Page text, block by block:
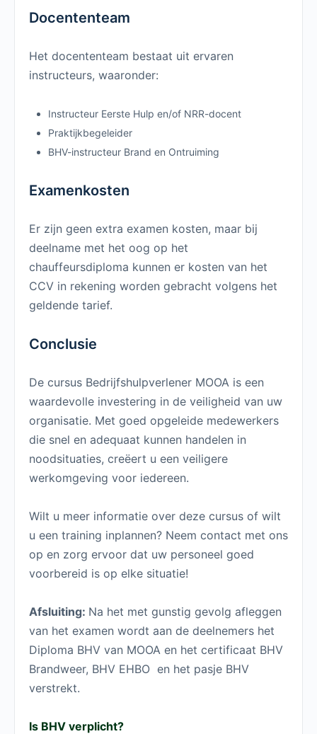
Docententeam
Het docententeam bestaat uit ervaren
instructeurs, waaronder:
Instructeur Eerste Hulp en/of NRR-docent
Praktijkbegeleider
BHV-instructeur Brand en Ontruiming
Examenkosten
Er zijn geen extra examen kosten, maar bij
deelname met het oog op het
chauffeursdiploma kunnen er kosten van het
CCV in rekening worden gebracht volgens het
geldende tarief.
Conclusie
De cursus Bedrijfshulpverlener MOOA is een
waardevolle investering in de veiligheid van uw
organisatie. Met goed opgeleide medewerkers
die snel en adequaat kunnen handelen in
noodsituaties, creëert u een veiligere
werkomgeving voor iedereen.
Wilt u meer informatie over deze cursus of wilt
u een training inplannen? Neem contact met ons
op en zorg ervoor dat uw personeel goed
voorbereid is op elke situatie!
Afsluiting: Na het met gunstig gevolg afleggen
van het examen wordt aan de deelnemers het
Diploma BHV van MOOA en het certificaat BHV
Brandweer, BHV EHBO en het pasje BHV
verstrekt.
Is BHV verplicht?